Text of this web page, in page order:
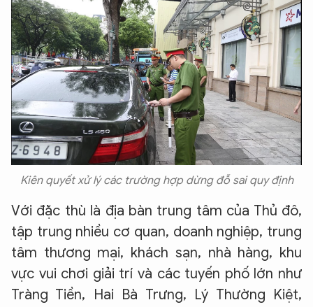
Kiên quyết xử lý các trường hợp dừng đỗ sai quy định
Với đặc thù là địa bàn trung tâm của Thủ đô,
tập trung nhiều cơ quan, doanh nghiệp, trung
tâm thương mại, khách sạn, nhà hàng, khu
vực vui chơi giải trí và các tuyến phố lớn như
Tràng Tiền, Hai Bà Trưng, Lý Thường Kiệt,